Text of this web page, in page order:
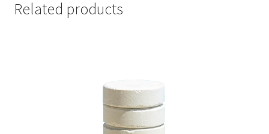
Related products